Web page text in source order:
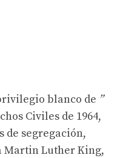
blanco de ”
Civiles de 1964,
de segregación,
Martin Luther King,